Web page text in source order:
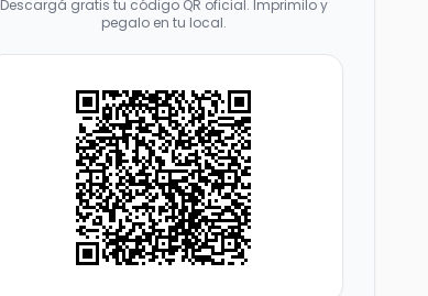
Descargá gratis tu código QR oficial. Imprimilo y
pegalo en tu local.